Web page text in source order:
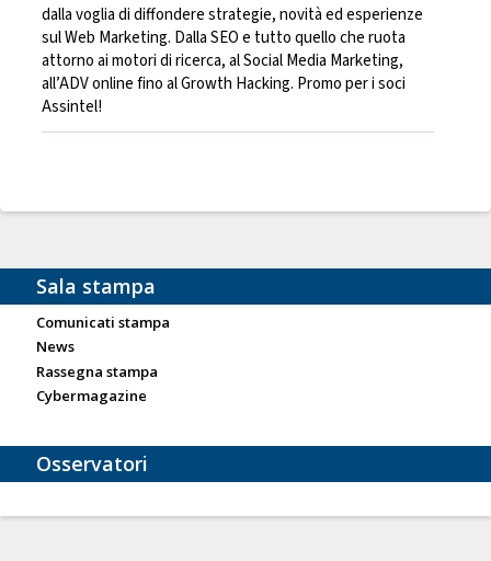
dalla voglia di diffondere strategie, novità ed esperienze
sul Web Marketing. Dalla SEO e tutto quello che ruota
attorno ai motori di ricerca, al Social Media Marketing,
all’ADV online fino al Growth Hacking. Promo per i soci
Assintel!
Sala stampa
Comunicati stampa
News
Rassegna stampa
Cybermagazine
Osservatori